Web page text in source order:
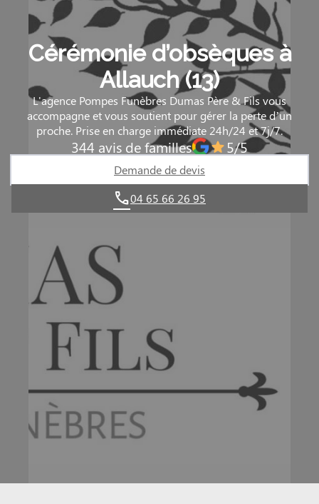
Cérémonie d’obsèques à
Allauch (13)
L'agence Pompes Funèbres Dumas Père & Fils vous
accompagne et vous soutient pour gérer la perte d’un
proche. Prise en charge immédiate 24h/24 et 7j/7.
344 avis de familles 5/5
Demande de devis
04 65 66 26 95